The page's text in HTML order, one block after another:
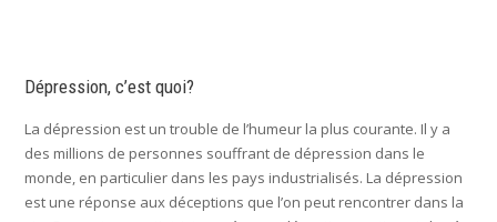
Dépression, c’est quoi?
La dépression est un trouble de l’humeur la plus courante. Il y a
des millions de personnes souffrant de dépression dans le
monde, en particulier dans les pays industrialisés. La dépression
est une réponse aux déceptions que l’on peut rencontrer dans la